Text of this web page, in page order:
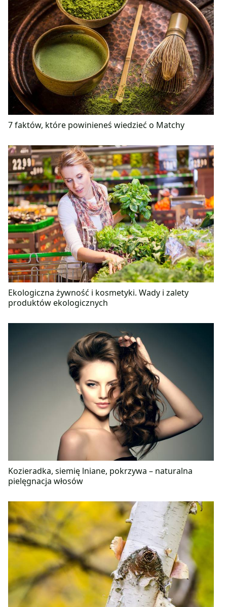
7 faktów, które powinieneś wiedzieć o Matchy
Ekologiczna żywność i kosmetyki. Wady i zalety
produktów ekologicznych
Kozieradka, siemię lniane, pokrzywa – naturalna
pielęgnacja włosów